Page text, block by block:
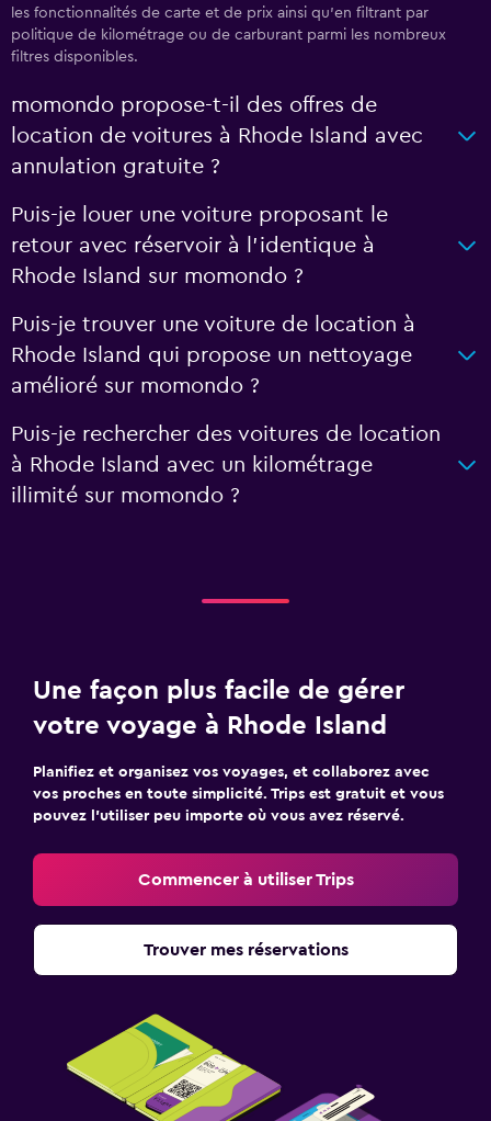
les fonctionnalités de carte et de prix ainsi qu'en filtrant par
politique de kilométrage ou de carburant parmi les nombreux
filtres disponibles.
momondo propose-t-il des offres de
location de voitures à Rhode Island avec
annulation gratuite ?
Puis-je louer une voiture proposant le
retour avec réservoir à l’identique à
Rhode Island sur momondo ?
Puis-je trouver une voiture de location à
Rhode Island qui propose un nettoyage
amélioré sur momondo ?
Puis-je rechercher des voitures de location
à Rhode Island avec un kilométrage
illimité sur momondo ?
Une façon plus facile de gérer
votre voyage à Rhode Island
Planifiez et organisez vos voyages, et collaborez avec
vos proches en toute simplicité. Trips est gratuit et vous
pouvez l’utiliser peu importe où vous avez réservé.
Commencer à utiliser Trips
Trouver mes réservations